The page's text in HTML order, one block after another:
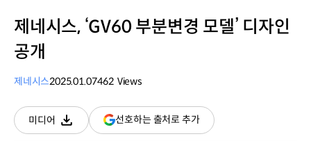
제네시스, ‘GV60 부분변경 모델’ 디자인
공개
제네시스2025.01.07462 Views
미디어
다운로드
선호하는 출처로 추가(새
창